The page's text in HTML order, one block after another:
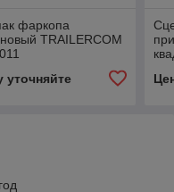
фаркопа
TRAILERCOM
уточняйте